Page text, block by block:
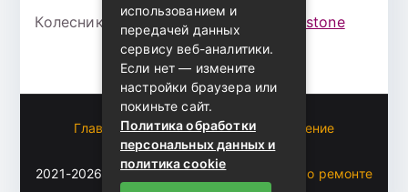
Колесникова Аурикак записи Bridgestone
Главная
Пользовательское соглашение
Карта сайта
2021-2026 (c)Автоблог Владомира — все о ремонте
использованием и
передачей данных
сервису веб-аналитики.
Если нет — измените
настройки браузера или
покиньте сайт.
Политика обработки
персональных данных и
политика cookie